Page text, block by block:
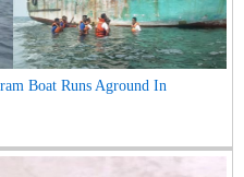
Boat Runs Aground In